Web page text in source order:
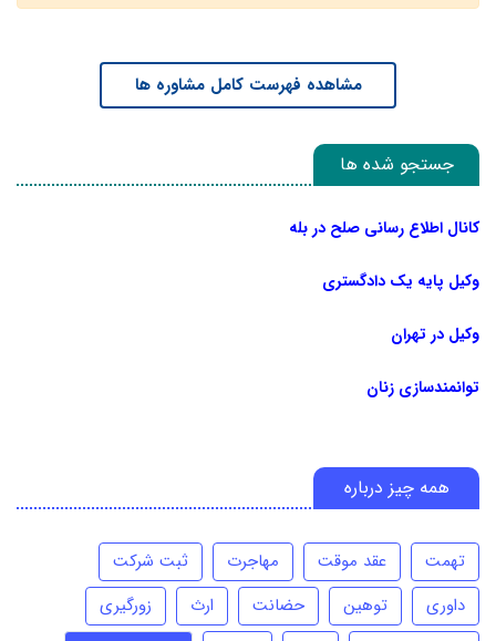
مشاهده فهرست کامل مشاوره ها
جستجو شده ها
کانال اطلاع رسانی صلح در بله
وکیل پایه یک دادگستری
وکیل در تهران
توانمندسازی زنان
همه چیز درباره
تهمت عقد موقت مهاجرت
ثبت شرکت
داوری
توهین حضانت ارث
زورگیری